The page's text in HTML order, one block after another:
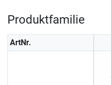
Produktfamilie
ArtNr.